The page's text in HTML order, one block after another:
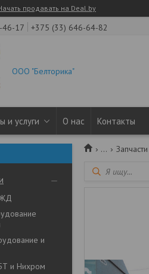
продавать на Deal.by
46-17 +375 (33) 646-64-82
ООО "Белторика"
и услуги О нас Контакты
ЖД
и
и Нихром
...